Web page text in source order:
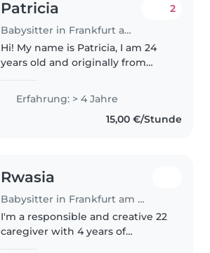
Patricia
Babysitter in Frankfurt am Main
2
Hi! My name is Patricia, I am 24
years old and originally from
Germany for almost 5 years. I
spent nearly 2 years working as
an au pair in Cologne, where..
Erfahrung: > 4 Jahre
15,00 €/Stunde
Rwasia
Babysitter in Frankfurt am Main
I'm a responsible and creative 22
caregiver with 4 years of